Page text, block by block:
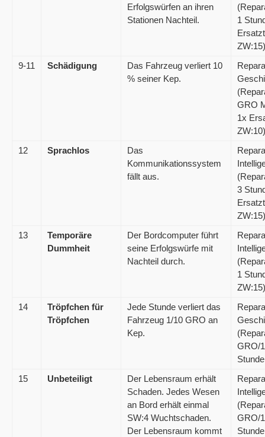
Erfolgswürfen an ihren
Stationen Nachteil.
1
ZW:15)
9-11
Schädigung
Das Fahrzeug verliert 10
% seiner Kep.
GRO
1x
ZW:10)
12
Sprachlos
Das
Kommunikationssystem
fällt aus.
3
ZW:15)
13
Temporäre
Dummheit
Der Bordcomputer führt
seine Erfolgswürfe mit
Nachteil durch.
1
14
Tröpfchen für
Tröpfchen
Jede Stunde verliert das
Fahrzeug 1/10 GRO an
Kep.
GRO/
15
Unbeteiligt
Der Lebensraum erhält
Schaden. Jedes Wesen
an Bord erhält einmal
SW:4 Wuchtschaden.
Der Lebensraum kommt
GRO/